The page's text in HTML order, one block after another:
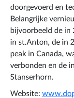
doorgevoerd en
Belangrijke
bijvoorbeeld de in
in st.Anton, de in
peak in Canada,
verbonden en de
Stanserhorn.
Website: